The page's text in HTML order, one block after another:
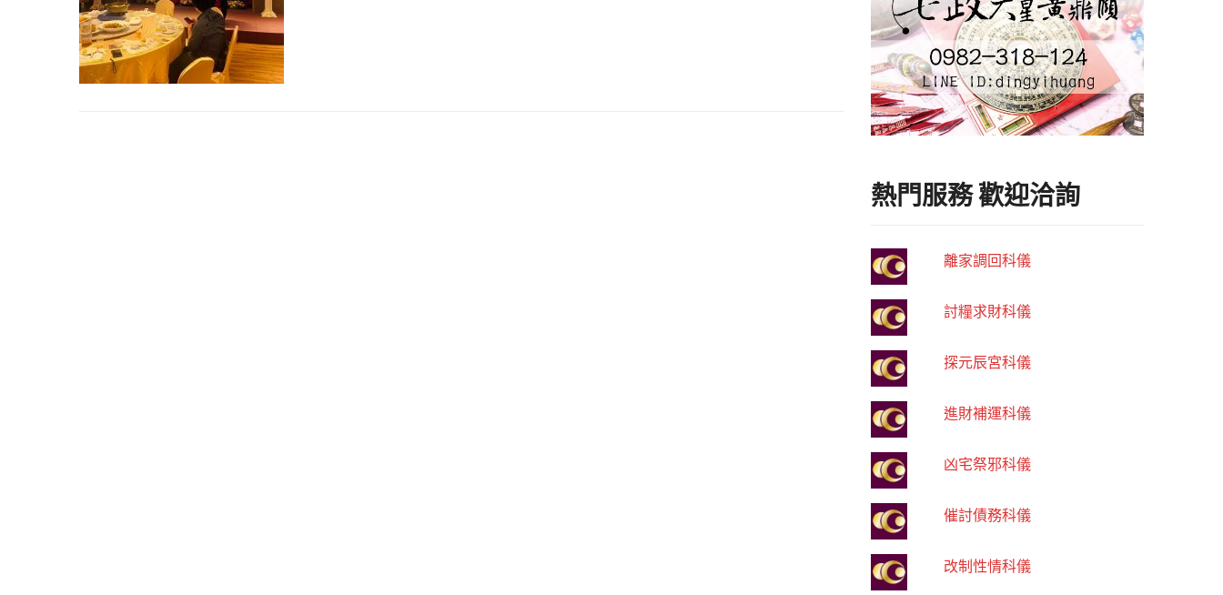
熱門服務 歡迎洽詢
離家調回科儀
討糧求財科儀
探元辰宮科儀
進財補運科儀
凶宅祭邪科儀
催討債務科儀
改制性情科儀